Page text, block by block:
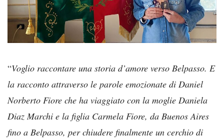
“Voglio raccontare una storia d’amore verso Belpasso. E
la racconto attraverso le parole emozionate di Daniel
Norberto Fiore che ha viaggiato con la moglie Daniela
Diaz Marchi e la figlia Carmela Fiore, da Buenos Aires
fino a Belpasso, per chiudere finalmente un cerchio di